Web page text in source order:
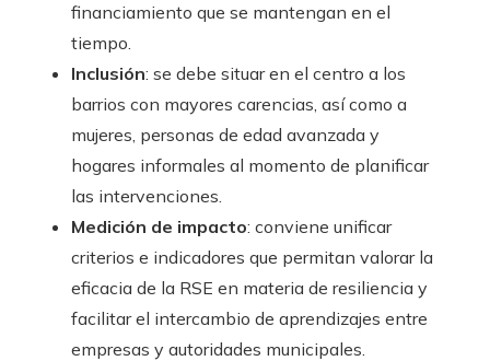
financiamiento que se mantengan en el
tiempo.
Inclusión: se debe situar en el centro a los
barrios con mayores carencias, así como a
mujeres, personas de edad avanzada y
hogares informales al momento de planificar
las intervenciones.
Medición de impacto: conviene unificar
criterios e indicadores que permitan valorar la
eficacia de la RSE en materia de resiliencia y
facilitar el intercambio de aprendizajes entre
empresas y autoridades municipales.